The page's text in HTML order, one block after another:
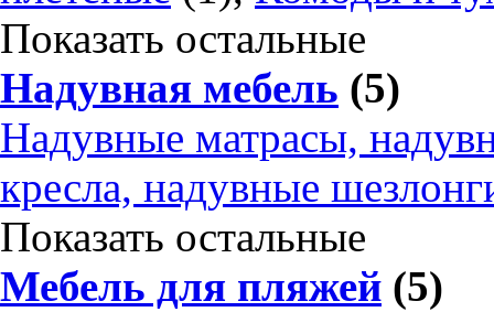
Показать остальные
Надувная мебель (5)
Надувные матрасы,
кресла, надувные
Показать остальные
Мебель для пляжей (5)